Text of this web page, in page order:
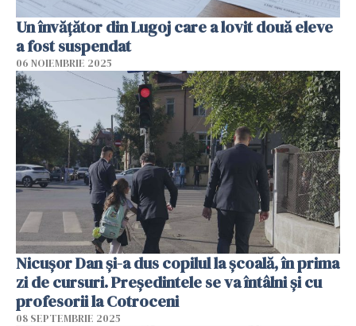
Un învățător din Lugoj care a lovit două eleve
a fost suspendat
06 NOIEMBRIE 2025
Nicușor Dan și-a dus copilul la școală, în prima
zi de cursuri. Președintele se va întâlni și cu
profesorii la Cotroceni
08 SEPTEMBRIE 2025